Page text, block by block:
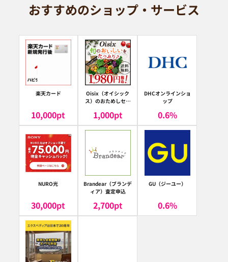
おすすめのショップ・サービス
楽天カード
10,000pt
Oisix（オイシック
ス）のおためしセッ
1,000pt
DHCオンラインショ
ップ
0.6%
NURO光
30,000pt
Brandear（ブランデ
ィア）査定申込
2,700pt
GU（ジーユー）
0.6%